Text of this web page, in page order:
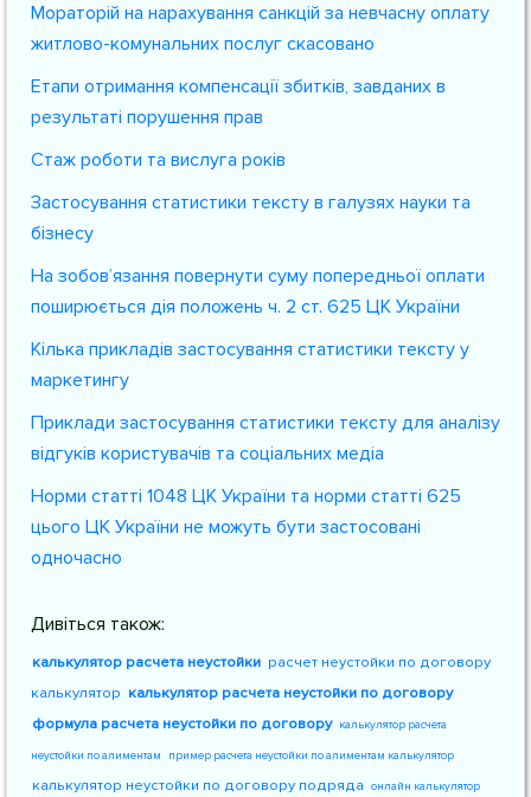
Мораторій на нарахування санкцій за невчасну оплату
житлово-комунальних послуг скасовано
Етапи отримання компенсації збитків, завданих в
результаті порушення прав
Стаж роботи та вислуга років
Застосування статистики тексту в галузях науки та
бізнесу
На зобов’язання повернути суму попередньої оплати
поширюється дія положень ч. 2 ст. 625 ЦК України
Кілька прикладів застосування статистики тексту у
маркетингу
Приклади застосування статистики тексту для аналізу
відгуків користувачів та соціальних медіа
Норми статті 1048 ЦК України та норми статті 625
цього ЦК України не можуть бути застосовані
одночасно
Дивіться також:
калькулятор расчета неустойки расчет неустойки по договору
калькулятор калькулятор расчета неустойки по договору
формула расчета неустойки по договору калькулятор расчета
неустойки по алиментам пример расчета неустойки по алиментам калькулятор
калькулятор неустойки по договору подряда онлайн калькулятор